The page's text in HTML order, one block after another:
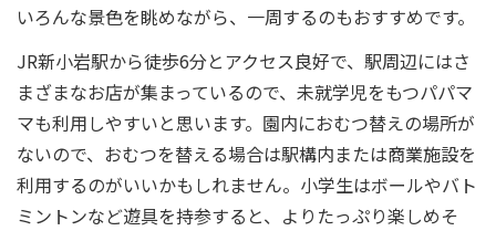
いろんな景色を眺めながら、一周するのもおすすめです。
JR新小岩駅から徒歩6分とアクセス良好で、駅周辺にはさ
まざまなお店が集まっているので、未就学児をもつパパマ
マも利用しやすいと思います。園内におむつ替えの場所が
ないので、おむつを替える場合は駅構内または商業施設を
利用するのがいいかもしれません。小学生はボールやバト
ミントンなど遊具を持参すると、よりたっぷり楽しめそ